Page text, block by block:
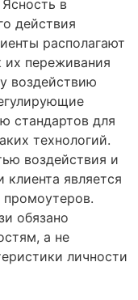
в
действия
располагают
их переживания
воздействию
стандартов для
технологий.
воздействия и
клиента является
обязано
а не
личности